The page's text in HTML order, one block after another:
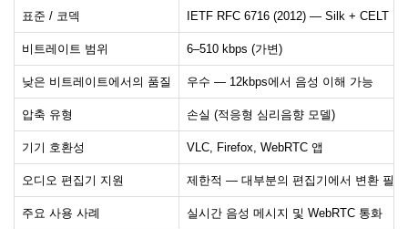
표준 / 코덱 IETF RFC 6716 (2012) — Silk + CELT
비트레이트 범위 6–510 kbps (가변)
낮은 비트레이트에서의 품질 우수 — 12kbps에서 음성 이해 가능
압축 유형 손실 (적응형 심리음향 모델)
기기 호환성 VLC, Firefox, WebRTC 앱
오디오 편집기 지원 제한적 — 대부분의 편집기에서 변환 필요
주요 사용 사례 실시간 음성 메시지 및 WebRTC 통화